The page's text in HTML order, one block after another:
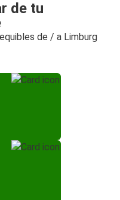
de tu
de / a Limburg